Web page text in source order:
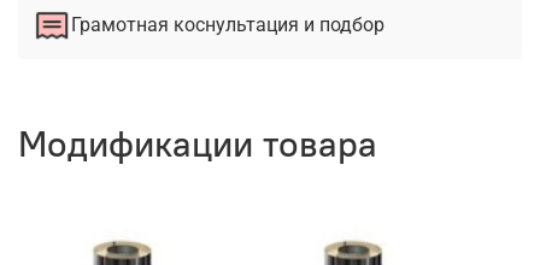
Грамотная коснультация и подбор
Модификации товара